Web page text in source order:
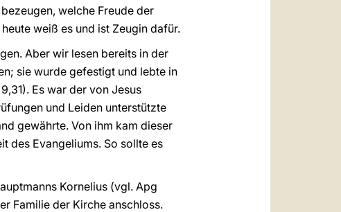
welche Freude der
weiß es und ist Zeugin dafür.
Aber wir lesen bereits in der
sie wurde gefestigt und lebte in
Es war der von Jesus
und Leiden unterstützte
gewährte. Von ihm kam dieser
des Evangeliums. So sollte es
Kornelius (vgl. Apg
Familie der Kirche anschloss.